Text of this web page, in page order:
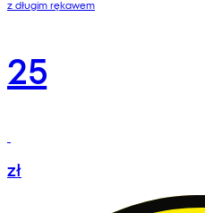
z długim rękawem
25
zł